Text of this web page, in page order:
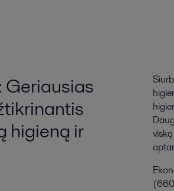
Geriausias
higieną ir